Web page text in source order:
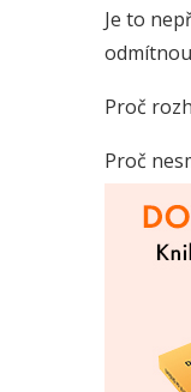
Je to
Proč
Proč